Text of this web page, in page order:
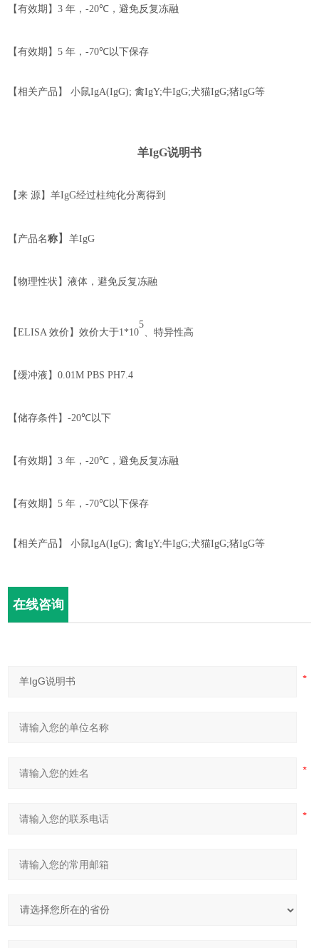
【有效期】3年，-20℃ ，避免反复冻融
【有效期】5年，-70℃以下保存
【相关产品】 小鼠IgA(IgG); 禽IgY;牛IgG;犬猫IgG;猪IgG等
羊IgG说明书
【来 源】羊IgG经过柱纯化分离得到
【 产品名称 】羊IgG
【物理性状】液体，避免反复冻融
【ELISA效价】效价大于1*10
5
、特异性高
【缓冲液】0.01M PBS PH7.4
【储存条件】-20℃以下
【有效期】3年，-20℃ ，避免反复冻融
【有效期】5年，-70℃以下保存
【相关产品】 小鼠IgA(IgG); 禽IgY;牛IgG;犬猫IgG;猪IgG等
在线咨询